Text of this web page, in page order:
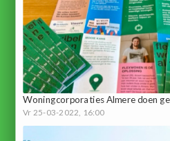
Woningcorporaties Almere doen
Vr 25-03-2022, 16:00